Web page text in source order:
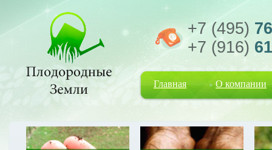
+7 (495)
+7 (916)
Главная О компании